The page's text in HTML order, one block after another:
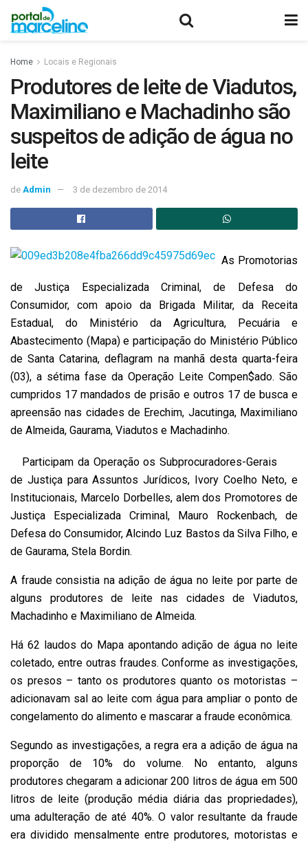
Home Locais e Regionais
Produtores de leite de Viadutos,
Maximiliano e Machadinho são
suspeitos de adição de água no
leite
de Admin 3 de dezembro de 2014
As Promotorias
de Justiça Especializada Criminal, de Defesa do
Consumidor, com apoio da Brigada Militar, da Receita
Estadual, do Ministério da Agricultura, Pecuária e
Abastecimento (Mapa) e participação do Ministério Público
de Santa Catarina, deflagram na manhã desta quarta-feira
(03), a sétima fase da Operação Leite Compen$ado. São
cumpridos 17 mandados de prisão e outros 17 de busca e
apreensão nas cidades de Erechim, Jacutinga, Maximiliano
de Almeida, Gaurama, Viadutos e Machadinho.
Participam da Operação os Subprocuradores-Gerais
de Justiça para Assuntos Jurídicos, Ivory Coelho Neto, e
Institucionais, Marcelo Dorbelles, alem dos Promotores de
Justiça Especializada Criminal, Mauro Rockenbach, de
Defesa do Consumidor, Alcindo Luz Bastos da Silva Filho, e
de Gaurama, Stela Bordin.
A fraude consistia na adição de água no leite por parte de
alguns produtores de leite nas cidades de Viadutos,
Machadinho e Maximiliano de Almeida.
Há 62 laudos do Mapa apontando adição de água no leite
coletado, entre outras fraudes. Conforme as investigações,
os presos – tanto os produtores quanto os motoristas –
adicionavam sal ao leite com água para ampliar o ponto de
congelamento do alimento e mascarar a fraude econômica.
Segundo as investigações, a regra era a adição de água na
proporção de 10% do volume. No entanto, alguns
produtores chegaram a adicionar 200 litros de água em 500
litros de leite (produção média diária das propriedades),
uma adulteração de até 40%. O valor resultante da fraude
era dividido mensalmente entre produtores, motoristas e